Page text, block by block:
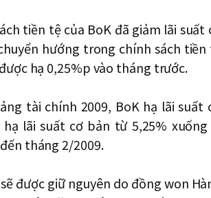
tiền tệ của BoK đã giảm lãi suất
hướng trong chính sách tiền
hạ 0,25%p vào tháng trước.
tài chính 2009, BoK hạ lãi suất
lãi suất cơ bản từ 5,25% xuống
tháng 2/2009.
được giữ nguyên do đồng won